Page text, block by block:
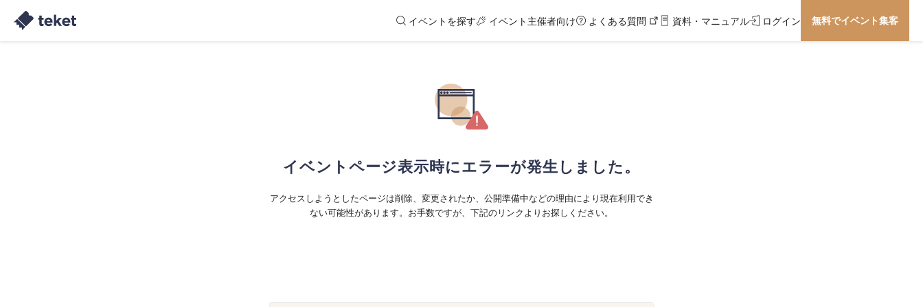
イベントを探す イベント主催者向け よくある質問 資料・マニュアル ログイン 無料でイベント集客
イベントページ表示時にエラーが発生しました。
アクセスしようとしたページは削除、変更されたか、公開準備中などの理由により現在利用でき
ない可能性があります。お手数ですが、下記のリンクよりお探しください。